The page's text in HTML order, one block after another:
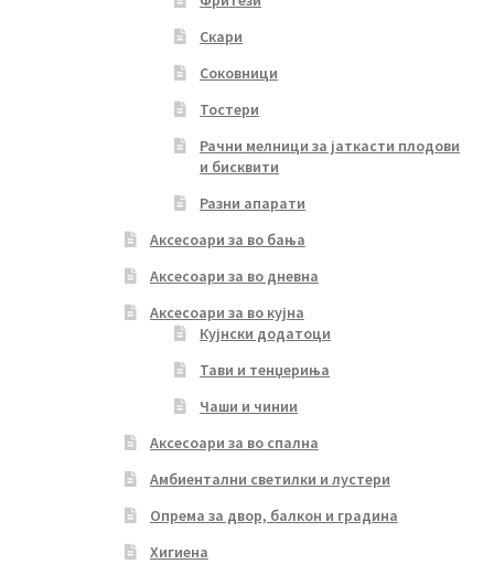
Скари
Соковници
Тостери
Рачни мелници за јаткасти плодови
и бисквити
Разни апарати
Аксесоари за во бања
Аксесоари за во дневна
Аксесоари за во кујна
Кујнски додатоци
Тави и тенџериња
Чаши и чинии
Аксесоари за во спална
Амбиентални светилки и лустери
Опрема за двор, балкон и градина
Хигиена